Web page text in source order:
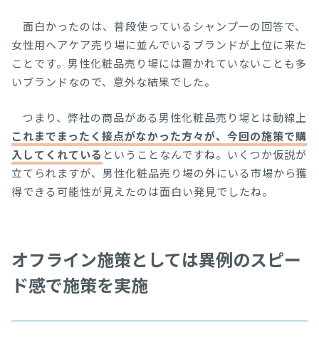
面白かったのは、普段使っているシャンプーの回答で、
女性用ヘアケア売り場に並んでいるブランドが上位に来た
ことです。男性化粧品売り場には置かれていないことも多
いブランドなので、意外な結果でした。
つまり、弊社の商品がある男性化粧品売り場とは動線上
これまでまったく接点がなかった方々が、今回の施策で購
入してくれている ということなんですね。いくつか仮説が
立てられますが、男性化粧品売り場の外にいる市場から獲
得できる可能性が見えたのは面白い発見でしたね。
オフライン施策としては異例のスピー
ド感で施策を実施